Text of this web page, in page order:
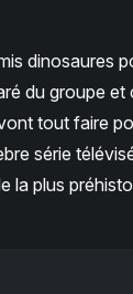
dinosaures
du groupe et
tout faire
série
la plus